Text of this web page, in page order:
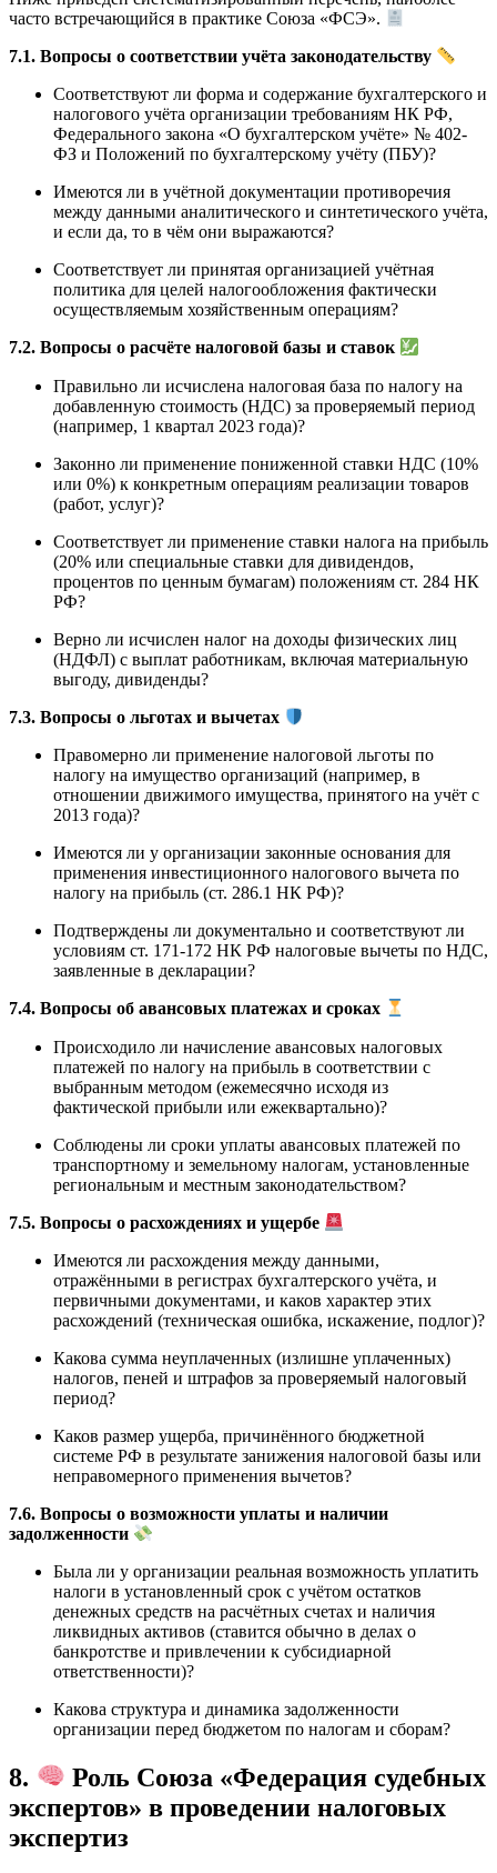
часто встречающийся в практике Союза «ФСЭ».
7.1. Вопросы о соответствии учёта законодательству
Соответствуют ли форма и содержание бухгалтерского и
налогового учёта организации требованиям НК РФ,
Федерального закона «О бухгалтерском учёте» № 402-
ФЗ и Положений по бухгалтерскому учёту (ПБУ)?
Имеются ли в учётной документации противоречия
между данными аналитического и синтетического учёта,
и если да, то в чём они выражаются?
Соответствует ли принятая организацией учётная
политика для целей налогообложения фактически
осуществляемым хозяйственным операциям?
7.2. Вопросы о расчёте налоговой базы и ставок
Правильно ли исчислена налоговая база по налогу на
добавленную стоимость (НДС) за проверяемый период
(например, 1 квартал 2023 года)?
Законно ли применение пониженной ставки НДС (10%
или 0%) к конкретным операциям реализации товаров
(работ, услуг)?
Соответствует ли применение ставки налога на прибыль
(20% или специальные ставки для дивидендов,
процентов по ценным бумагам) положениям ст. 284 НК
РФ?
Верно ли исчислен налог на доходы физических лиц
(НДФЛ) с выплат работникам, включая материальную
выгоду, дивиденды?
7.3. Вопросы о льготах и вычетах
Правомерно ли применение налоговой льготы по
налогу на имущество организаций (например, в
отношении движимого имущества, принятого на учёт с
2013 года)?
Имеются ли у организации законные основания для
применения инвестиционного налогового вычета по
налогу на прибыль (ст. 286.1 НК РФ)?
Подтверждены ли документально и соответствуют ли
условиям ст. 171-172 НК РФ налоговые вычеты по НДС,
заявленные в декларации?
7.4. Вопросы об авансовых платежах и сроках
Происходило ли начисление авансовых налоговых
платежей по налогу на прибыль в соответствии с
выбранным методом (ежемесячно исходя из
фактической прибыли или ежеквартально)?
Соблюдены ли сроки уплаты авансовых платежей по
транспортному и земельному налогам, установленные
региональным и местным законодательством?
7.5. Вопросы о расхождениях и ущербе
Имеются ли расхождения между данными,
отражёнными в регистрах бухгалтерского учёта, и
первичными документами, и каков характер этих
расхождений (техническая ошибка, искажение, подлог)?
Какова сумма неуплаченных (излишне уплаченных)
налогов, пеней и штрафов за проверяемый налоговый
период?
Каков размер ущерба, причинённого бюджетной
системе РФ в результате занижения налоговой базы или
неправомерного применения вычетов?
7.6. Вопросы о возможности уплаты и наличии
задолженности
Была ли у организации реальная возможность уплатить
налоги в установленный срок с учётом остатков
денежных средств на расчётных счетах и наличия
ликвидных активов (ставится обычно в делах о
банкротстве и привлечении к субсидиарной
ответственности)?
Какова структура и динамика задолженности
организации перед бюджетом по налогам и сборам?
8.
Роль Союза «Федерация судебных
экспертов» в проведении налоговых
экспертиз